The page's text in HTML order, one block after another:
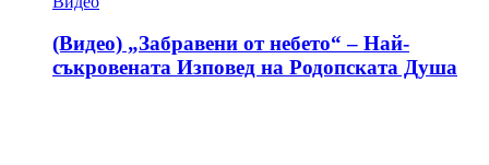
(Видео) „Забравени от небето“ – Най-
съкровената Изповед на Родопската Душа